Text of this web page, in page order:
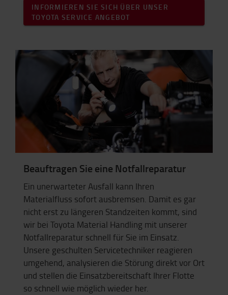
INFORMIEREN SIE SICH ÜBER UNSER
TOYOTA SERVICE ANGEBOT
Beauftragen Sie eine Notfallreparatur
Ein unerwarteter Ausfall kann Ihren
Materialfluss sofort ausbremsen. Damit es gar
nicht erst zu längeren Standzeiten kommt, sind
wir bei Toyota Material Handling mit unserer
Notfallreparatur schnell für Sie im Einsatz.
Unsere geschulten Servicetechniker reagieren
umgehend, analysieren die Störung direkt vor Ort
und stellen die Einsatzbereitschaft Ihrer Flotte
so schnell wie möglich wieder her.